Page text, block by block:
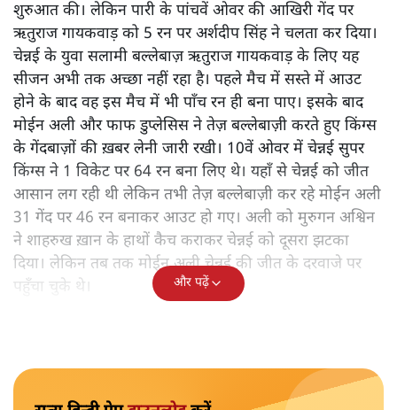
शुरुआत की। लेकिन पारी के पांचवें ओवर की आखिरी गेंद पर
ऋतुराज गायकवाड़ को 5 रन पर अर्शदीप सिंह ने चलता कर दिया।
चेन्नई के युवा सलामी बल्लेबाज़ ऋतुराज गायकवाड़ के लिए यह
सीजन अभी तक अच्छा नहीं रहा है। पहले मैच में सस्ते में आउट
होने के बाद वह इस मैच में भी पाँच रन ही बना पाए। इसके बाद
मोईन अली और फाफ डुप्लेसिस ने तेज़ बल्लेबाज़ी करते हुए किंग्स
के गेंदबाज़ों की ख़बर लेनी जारी रखी। 10वें ओवर में चेन्नई सुपर
किंग्स ने 1 विकेट पर 64 रन बना लिए थे। यहाँ से चेन्नई को जीत
आसान लग रही थी लेकिन तभी तेज़ बल्लेबाज़ी कर रहे मोईन अली
31 गेंद पर 46 रन बनाकर आउट हो गए। अली को मुरुगन अश्विन
ने शाहरुख ख़ान के हाथों कैच कराकर चेन्नई को दूसरा झटका
दिया। लेकिन तब तक मोईन अली चेन्नई की जीत के दरवाजे पर
पहुँचा चुके थे।
और पढ़ें